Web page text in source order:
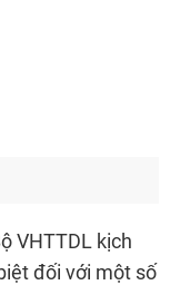
VHTTDL kịch
đối với một số